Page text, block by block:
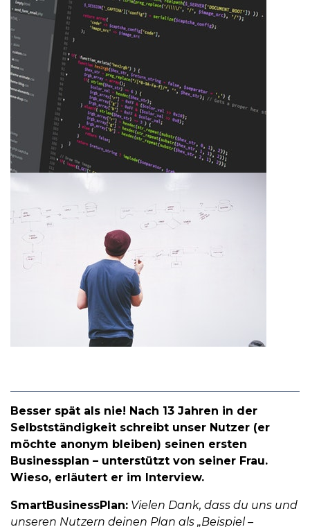
Besser spät als nie! Nach 13 Jahren in der
Selbstständigkeit schreibt unser Nutzer (er
möchte anonym bleiben) seinen ersten
Businessplan – unterstützt von seiner Frau.
Wieso, erläutert er im Interview.
SmartBusinessPlan: Vielen Dank, dass du uns und
unseren Nutzern deinen Plan als „Beispiel –